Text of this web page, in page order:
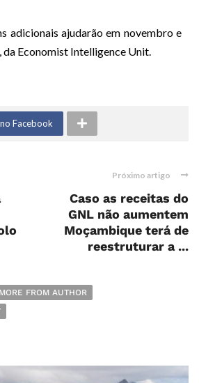
adicionais ajudarão em novembro e
da Economist Intelligence Unit.
Facebook
Próximo artigo
Caso as receitas do
GNL não aumentem
Moçambique terá de
reestruturar a ...
MORE FROM AUTHOR